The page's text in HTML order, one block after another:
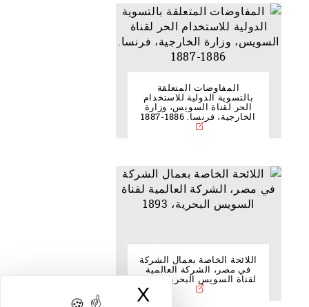
Xإخفاء لافتة
المفاوضات المتعلقة
بالتسوية الدولية للاستخدام
الحر لقناة السويس، وزارة
الخارجية، فرنسا. 1886-1887
اللائحة الخاصة بعمال الشركة
في مصر، الشركة العالمية
لقناة السويس البحرية، 1893